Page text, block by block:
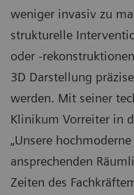
weniger invasiv zu
strukturelle
oder -
3D Darstellung
werden. Mit seiner
Klinikum Vorreiter in
„Unsere
ansprechenden
Zeiten des